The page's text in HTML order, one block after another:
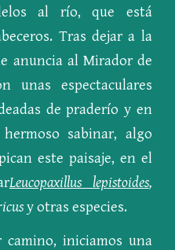
al río, que está
Tras dejar a la
anuncia al Mirador de
unas espectaculares
de praderío y en
sabinar, algo
este paisaje, en el
Leucopaxillus lepistoides,
y otras especies.
iniciamos una